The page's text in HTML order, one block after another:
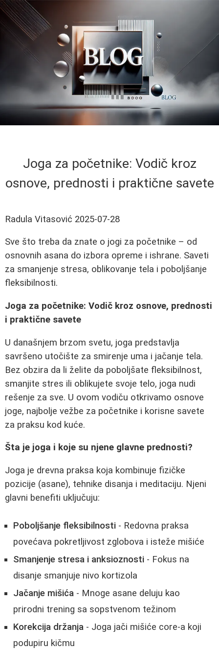
Joga za početnike: Vodič kroz
osnove, prednosti i praktične savete
Radula Vitasović 2025-07-28
Sve što treba da znate o jogi za početnike – od
osnovnih asana do izbora opreme i ishrane. Saveti
za smanjenje stresa, oblikovanje tela i poboljšanje
fleksibilnosti.
Joga za početnike: Vodič kroz osnove, prednosti
i praktične savete
U današnjem brzom svetu, joga predstavlja
savršeno utočište za smirenje uma i jačanje tela.
Bez obzira da li želite da poboljšate fleksibilnost,
smanjite stres ili oblikujete svoje telo, joga nudi
rešenje za sve. U ovom vodiču otkrivamo osnove
joge, najbolje vežbe za početnike i korisne savete
za praksu kod kuće.
Šta je joga i koje su njene glavne prednosti?
Joga je drevna praksa koja kombinuje fizičke
pozicije (asane), tehnike disanja i meditaciju. Njeni
glavni benefiti uključuju:
Poboljšanje fleksibilnosti - Redovna praksa
povećava pokretljivost zglobova i isteže mišiće
Smanjenje stresa i anksioznosti - Fokus na
disanje smanjuje nivo kortizola
Jačanje mišića - Mnoge asane deluju kao
prirodni trening sa sopstvenom težinom
Korekcija držanja - Joga jači mišiće core-a koji
podupiru kičmu